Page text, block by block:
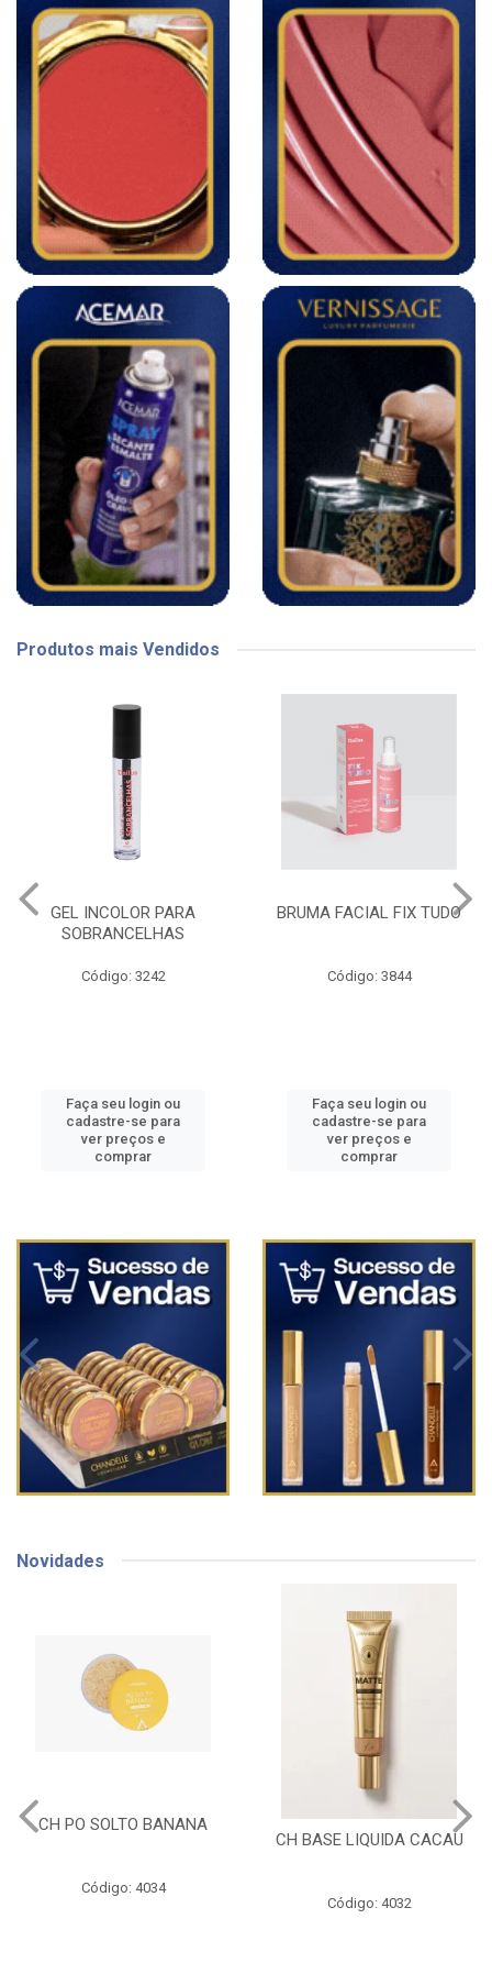
Produtos mais Vendidos
GEL INCOLOR PARA
SOBRANCELHAS
Código: 3242
Faça seu login ou
cadastre-se para
ver preços e
comprar
BRUMA FACIAL FIX TUDO
Código: 3844
Faça seu login ou
cadastre-se para
ver preços e
comprar
Novidades
CH PO SOLTO BANANA
Código: 4034
CH BASE LIQUIDA CACAU
Código: 4032